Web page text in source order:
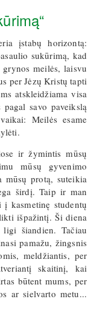
įstabų horizontą:
sukūrimą, kad
meilės, laisvu
per Jėzų Kristų tapti
atskleidžiama visa
savo paveikslą
Meilės esame
ir žymintis mūsų
mūsų gyvenimo
mūsų protą, suteikia
širdį. Taip ir man
kasmetinę studentų
išpažintį. Ši diena
šiandien. Tačiau
pamažu, žingsnis
meldžiantis, per
skaitinį, kai
būtent mums, per
ar sielvarto metu...